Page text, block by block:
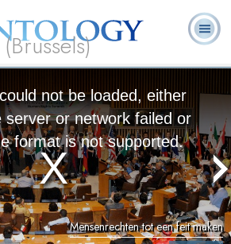
not be loaded, either
server or network failed or
format is not supported.
Mensenrechten tot een feit maken